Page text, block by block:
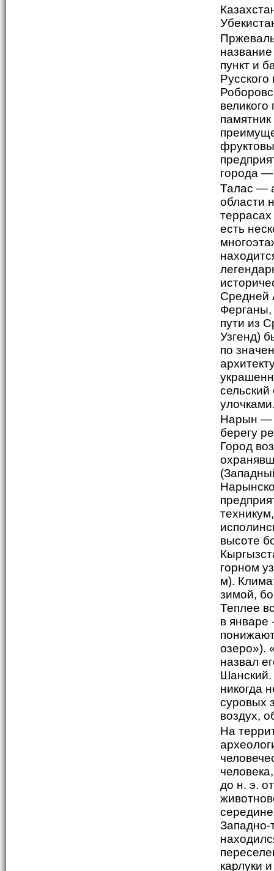
пункт и
города —
Талас —
области
есть
Средней
Ферганы,
пути из
Узгенд)
по
Нарын —
берегу
Город
высоте
горном
м).
зимой,
Теплее
в январе
озеро»).
назвал
Шанский.
никогда
суровых
воздух,
На
до н. э.
Западно-
карлуки